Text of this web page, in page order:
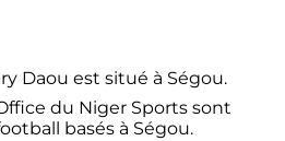
Daou est situé à Ségou.
du Niger Sports sont
basés à Ségou.